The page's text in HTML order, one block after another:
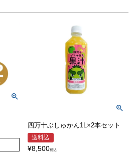
四万十ぶしゅかん1L×2本セット
送料込
¥8,500税込